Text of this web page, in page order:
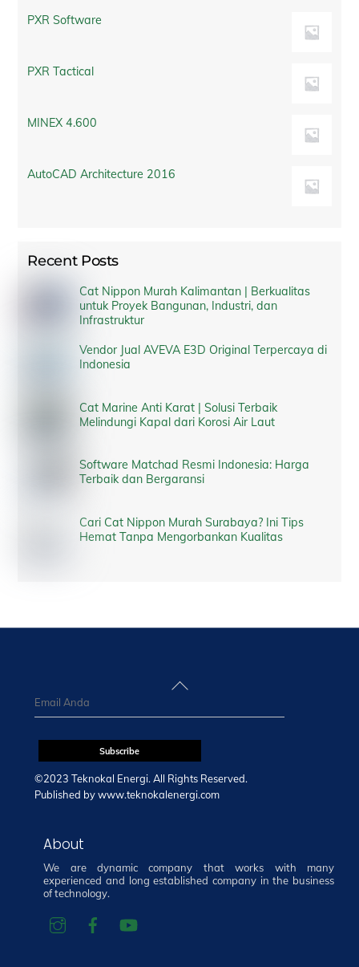
PXR Software
PXR Tactical
MINEX 4.600
AutoCAD Architecture 2016
Recent Posts
Cat Nippon Murah Kalimantan | Berkualitas
untuk Proyek Bangunan, Industri, dan
Infrastruktur
Vendor Jual AVEVA E3D Original Terpercaya di
Indonesia
Cat Marine Anti Karat | Solusi Terbaik
Melindungi Kapal dari Korosi Air Laut
Software Matchad Resmi Indonesia: Harga
Terbaik dan Bergaransi
Cari Cat Nippon Murah Surabaya? Ini Tips
Hemat Tanpa Mengorbankan Kualitas
Back
©2023 Teknokal Energi. All Rights Reserved.
Published bywww.teknokalenergi.com
About
We are dynamic company that works with many
experienced and long established company in the business
of technology.